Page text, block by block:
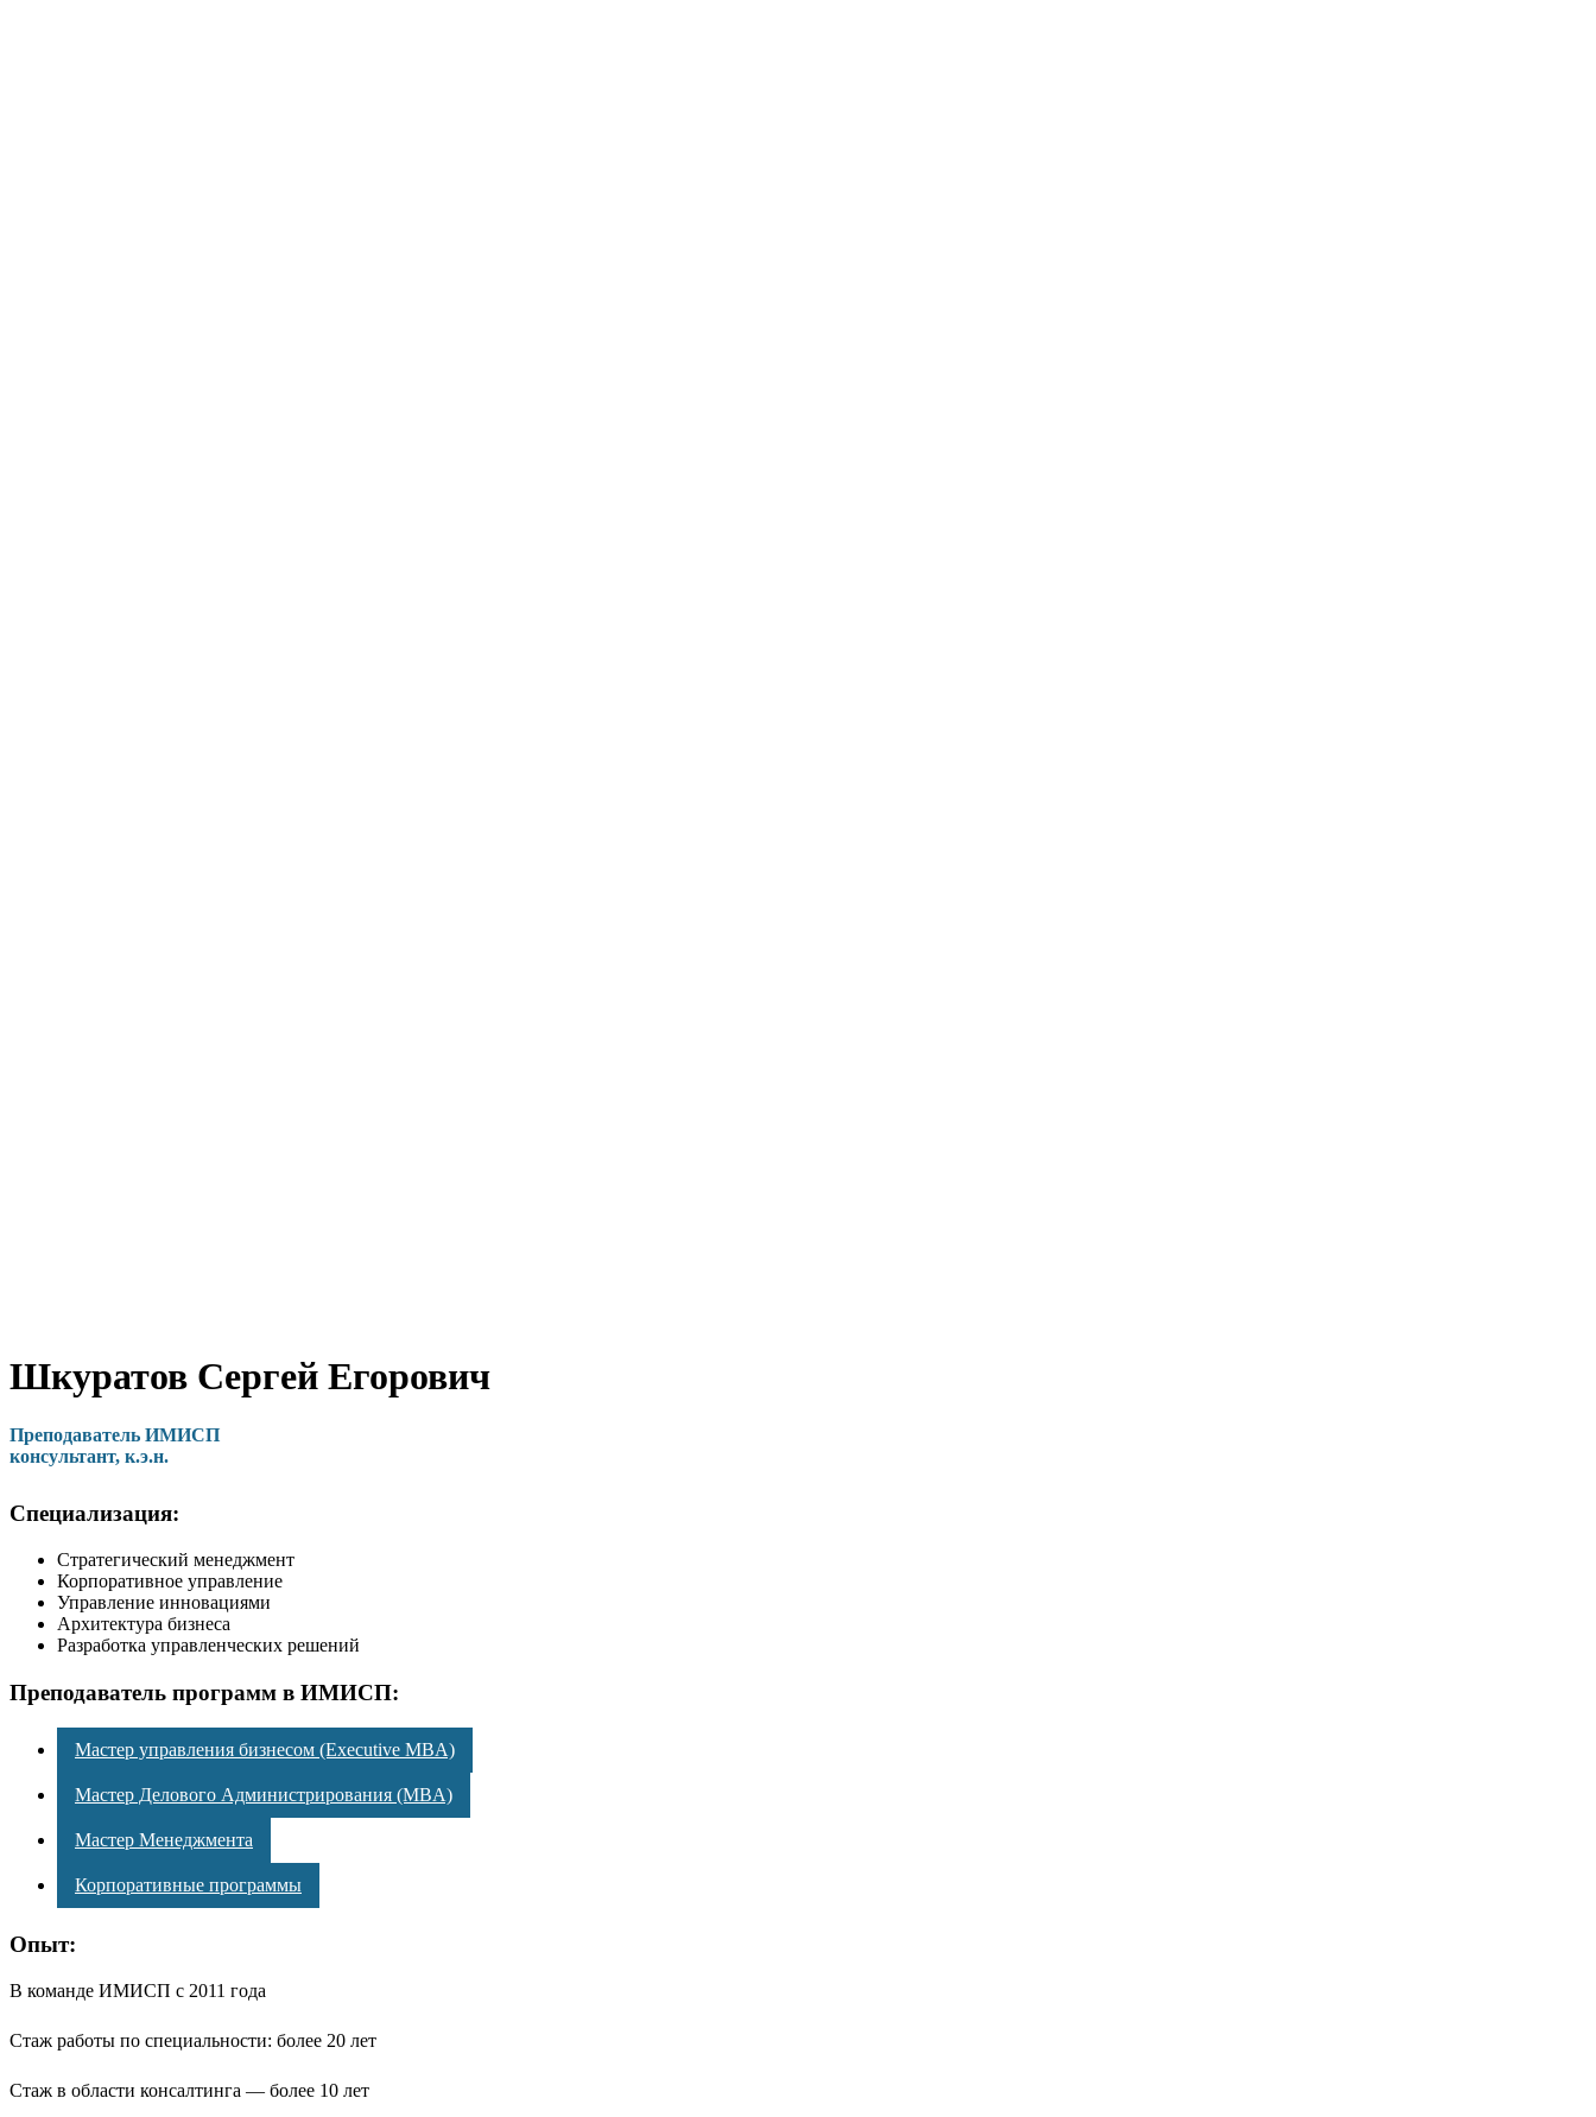
Шкуратов Сергей Егорович
Преподаватель ИМИСП
консультант, к.э.н.
Специализация:
Стратегический менеджмент
Корпоративное управление
Управление инновациями
Архитектура бизнеса
Разработка управленческих решений
Преподаватель программ в ИМИСП:
Мастер управления бизнесом (Executive MBA)
Мастер Делового Администрирования (MBA)
Мастер Менеджмента
Корпоративные программы
Опыт:
В команде ИМИСП с 2011 года
Стаж работы по специальности: более 20 лет
Стаж в области консалтинга — более 10 лет